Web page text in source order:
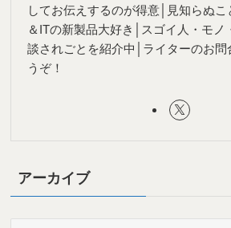
してお伝えするのが得意│見知らぬ
＆ITの新製品大好き│スゴイ人・モノ
談されごとを紹介中│ライターのお問
うぞ！
アーカイブ